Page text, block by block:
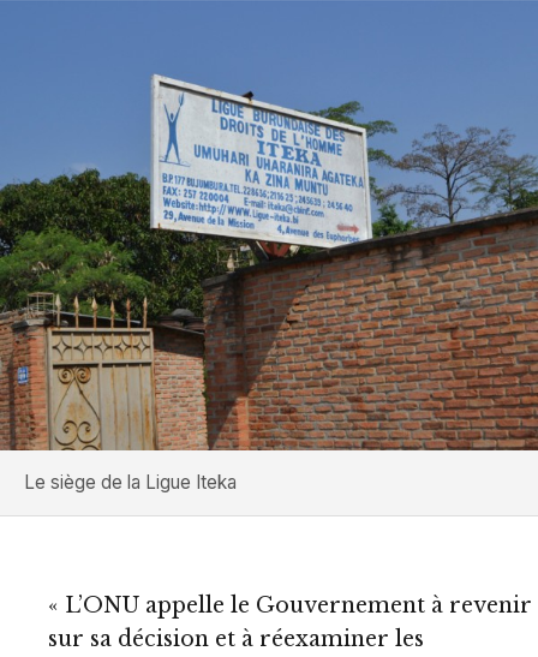
Le siège de la Ligue Iteka
« L’ONU appelle le Gouvernement à revenir
sur sa décision et à réexaminer les